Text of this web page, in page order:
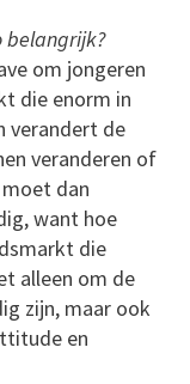
belangrijk?
om jongeren
die enorm in
verandert de
veranderen of
dan
want hoe
die
alleen om de
zijn, maar ook
en